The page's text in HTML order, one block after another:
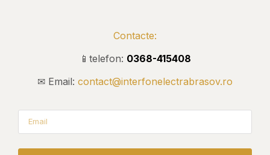
Contacte:
📱telefon: 0368-415408
✉ Email: contact@interfonelectrabrasov.ro